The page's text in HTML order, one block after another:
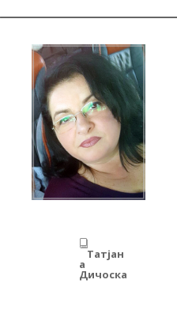
Татјан
а
Дичоска